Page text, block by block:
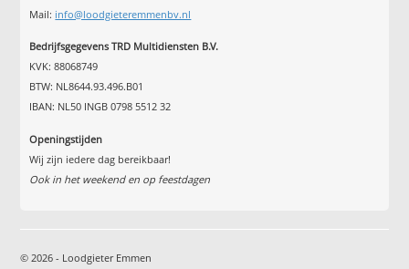
Mail: info@loodgieteremmenbv.nl
Bedrijfsgegevens TRD Multidiensten B.V.
KVK: 88068749
BTW: NL8644.93.496.B01
IBAN: NL50 INGB 0798 5512 32
Openingstijden
Wij zijn iedere dag bereikbaar!
Ook in het weekend en op feestdagen
© 2026 - Loodgieter Emmen